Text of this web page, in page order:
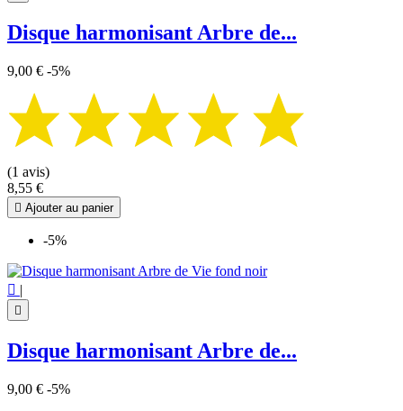
Disque harmonisant Arbre de...
9,00 € -5%
(1 avis)
8,55 €
 Ajouter au panier
-5%
 |

Disque harmonisant Arbre de...
9,00 € -5%